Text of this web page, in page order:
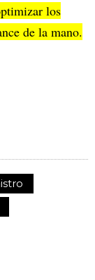
los
de la mano.